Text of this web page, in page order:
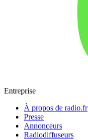
Entreprise
À propos de radio.fr
Presse
Annonceurs
Radiodiffuseurs